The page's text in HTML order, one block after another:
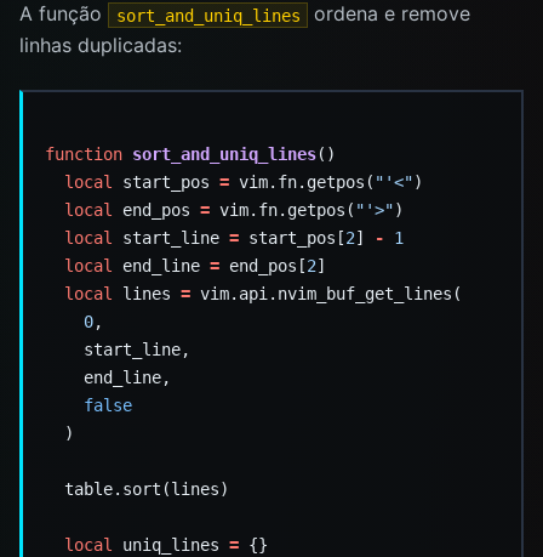
A função sort_and_uniq_lines
ordena e remove
linhas duplicadas:
function sort_and_uniq_lines
local
start_pos = vim.fn.getpos( "'<"
local
end_pos = vim.fn.getpos( "'>"
local
start_line = start_pos[2] -
1
local
end_line = end_pos[2
local
lines =
0
false
local uniq_lines =